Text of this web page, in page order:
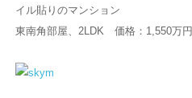
イル貼りのマンション
東南角部屋、2LDK 価格：1,550万円